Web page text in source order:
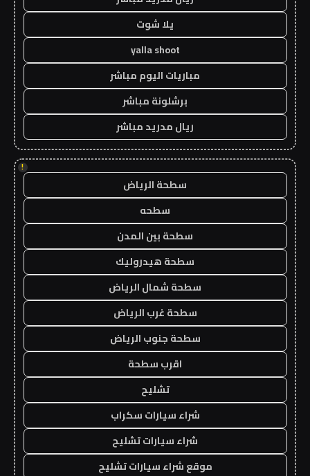
يلا شوت
yalla shoot
مباريات اليوم مباشر
برشلونة مباشر
ريال مدريد مباشر
!
سطحة الرياض
سطحه
سطحة بين المدن
سطحة هيدروليك
سطحة شمال الرياض
سطحة غرب الرياض
سطحة جنوب الرياض
اقرب سطحة
تشليح
شراء سيارات سكراب
شراء سيارات تشليح
موقع شراء سيارات تشليح